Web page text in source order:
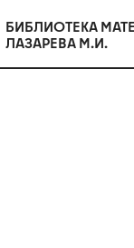
БИБЛИОТЕКА
ЛАЗАРЕВА М.И.